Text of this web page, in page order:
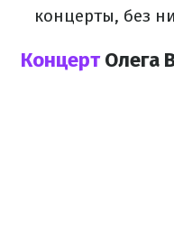
концерты, без
КонцертОлега